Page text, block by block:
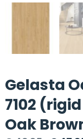
Gelasta
7102
Oak